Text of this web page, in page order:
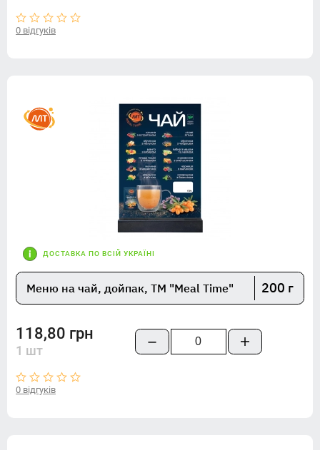
0 відгуків
ДОСТАВКА ПО ВСІЙ УКРАЇНІ
Меню на чай, дойпак, TM "Meal Time" 200 г
118,80 грн
1 шт
0 відгуків